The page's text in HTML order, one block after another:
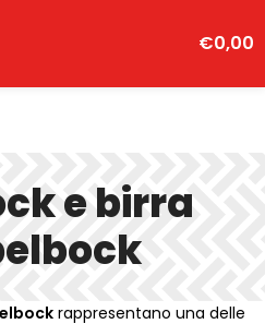
€0,00
e birra
rappresentano una delle